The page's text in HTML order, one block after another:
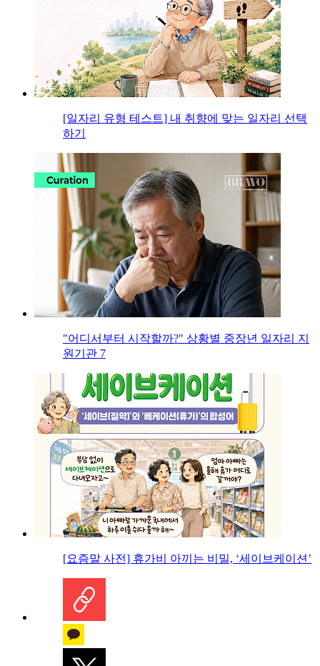
[일자리 유형 테스트] 내 취향에 맞는 일자리 선택
하기
"어디서부터 시작할까?" 상황별 중장년 일자리 지
원기관 7
[요즘말 사전] 휴가비 아끼는 비밀, ‘세이브케이션’